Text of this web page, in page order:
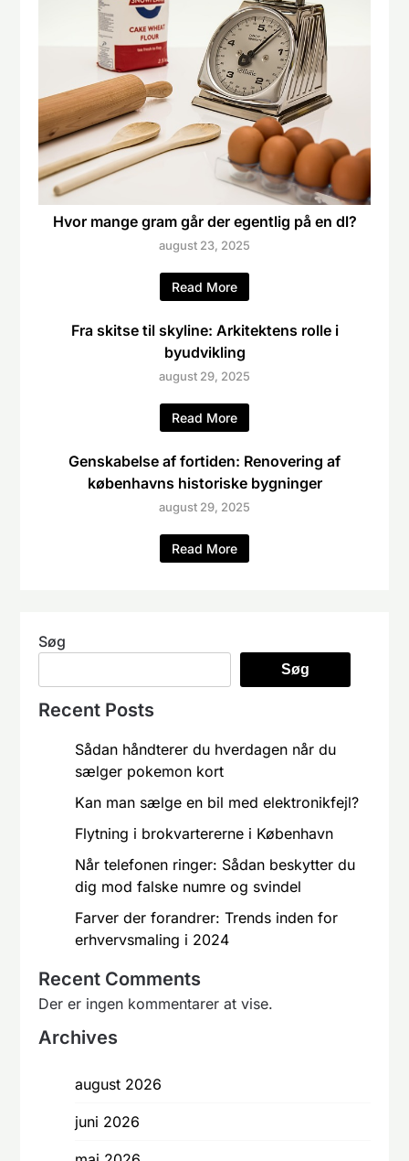
Hvor mange gram går der egentlig på en dl?
august 23, 2025
Read More
Fra skitse til skyline: Arkitektens rolle i
byudvikling
august 29, 2025
Read More
Genskabelse af fortiden: Renovering af
københavns historiske bygninger
august 29, 2025
Read More
Søg
Søg
Recent Posts
Sådan håndterer du hverdagen når du
sælger pokemon kort
Kan man sælge en bil med elektronikfejl?
Flytning i brokvartererne i København
Når telefonen ringer: Sådan beskytter du
dig mod falske numre og svindel
Farver der forandrer: Trends inden for
erhvervsmaling i 2024
Recent Comments
Der er ingen kommentarer at vise.
Archives
august 2026
juni 2026